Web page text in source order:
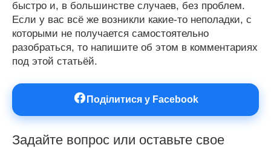
быстро и, в большинстве случаев, без проблем.
Если у вас всё же возникли какие-то неполадки, с
которыми не получается самостоятельно
разобраться, то напишите об этом в комментариях
под этой статьёй.
Поділитися у Facebook
Задайте вопрос или оставьте свое